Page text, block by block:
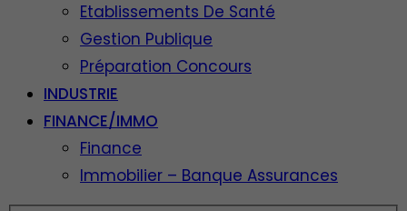
Etablissements De Santé
Gestion Publique
Préparation Concours
INDUSTRIE
FINANCE/IMMO
Finance
Immobilier – Banque Assurances